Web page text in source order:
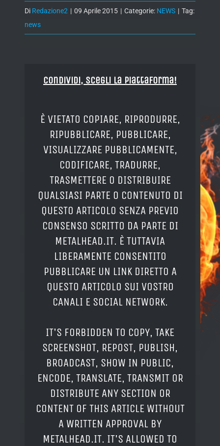
Di Redazione2 | 09 Aprile 2015 | Categorie: NEWS | Tag:
news
Condividi, Scegli la piattaforma!
È VIETATO COPIARE, RIPRODURRE,
RIPUBBLICARE, PUBBLICARE,
VISUALIZZARE PUBBLICAMENTE,
CODIFICARE, TRADURRE,
TRASMETTERE O DISTRIBUIRE
QUALSIASI PARTE O CONTENUTO DI
QUESTO ARTICOLO SENZA PREVIO
CONSENSO SCRITTO DA PARTE DI
METALHEAD.IT. È TUTTAVIA
LIBERAMENTE CONSENTITO
PUBBLICARE UN LINK DIRETTO A
QUESTO ARTICOLO SUI VOSTRO
CANALI E SOCIAL NETWORK.
IT'S FORBIDDEN TO COPY, TAKE
SCREENSHOT, REPOST, PUBLISH,
BROADCAST, SHOW IN PUBLIC,
ENCODE, TRANSLATE, TRANSMIT OR
DISTRIBUTE ANY SECTION OR
CONTENT OF THIS ARTICLE WITHOUT
A WRITTEN APPROVAL BY
METALHEAD.IT. IT'S ALLOWED TO